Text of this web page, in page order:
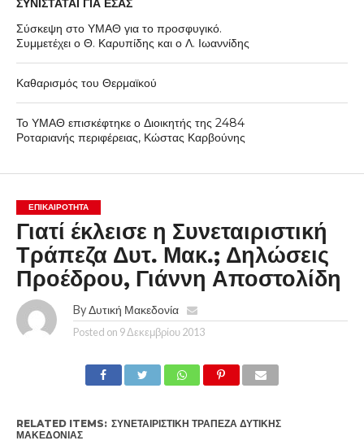
ΣΥΝΙΣΤΑΤΑΙ ΓΙΑ ΕΣΑΣ
Σύσκεψη στο ΥΜΑΘ για το προσφυγικό.
Συμμετέχει ο Θ. Καρυπίδης και ο Λ. Ιωαννίδης
Καθαρισμός του Θερμαϊκού
Το ΥΜΑΘ επισκέφτηκε ο Διοικητής της 2484
Ροταριανής περιφέρειας, Κώστας Καρβούνης
ΕΠΙΚΑΙΡΟΤΗΤΑ
Γιατί έκλεισε η Συνεταιριστική
Τράπεζα Δυτ. Μακ.; Δηλώσεις
Προέδρου, Γιάννη Αποστολίδη
By Δυτική Μακεδονία
Posted on 9 Δεκεμβρίου 2013
RELATED ITEMS: ΣΥΝΕΤΑΙΡΙΣΤΙΚΉ ΤΡΆΠΕΖΑ ΔΥΤΙΚΉΣ
ΜΑΚΕΔΟΝΊΑΣ